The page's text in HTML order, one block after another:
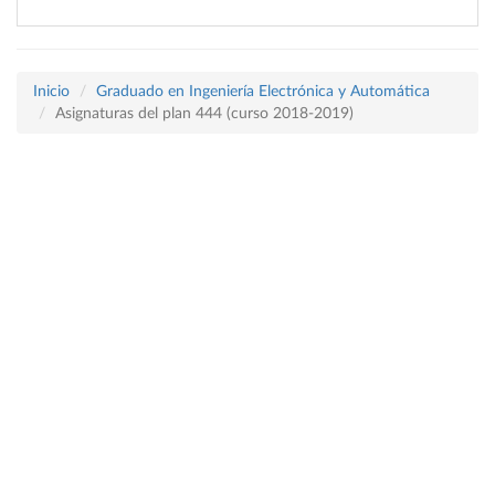
Inicio
Graduado en Ingeniería Electrónica y Automática
Asignaturas del plan 444 (curso 2018-2019)